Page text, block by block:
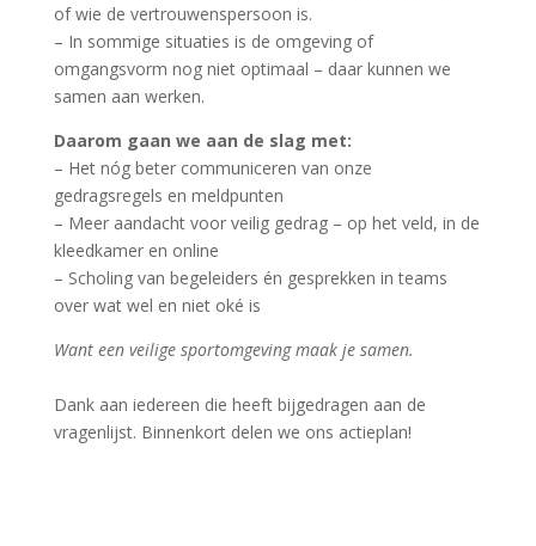
of wie de vertrouwenspersoon is.
– In sommige situaties is de omgeving of
omgangsvorm nog niet optimaal – daar kunnen we
samen aan werken.
Daarom gaan we aan de slag met:
– Het nóg beter communiceren van onze
gedragsregels en meldpunten
– Meer aandacht voor veilig gedrag – op het veld, in de
kleedkamer en online
– Scholing van begeleiders én gesprekken in teams
over wat wel en niet oké is
Want een veilige sportomgeving maak je samen.
Dank aan iedereen die heeft bijgedragen aan de
vragenlijst. Binnenkort delen we ons actieplan!